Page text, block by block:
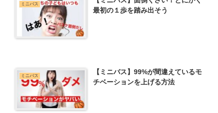
ミニバス
最初の１歩を踏み出そう
ミニバス
【ミニバス】99%が間違えているモ
チベーションを上げる方法